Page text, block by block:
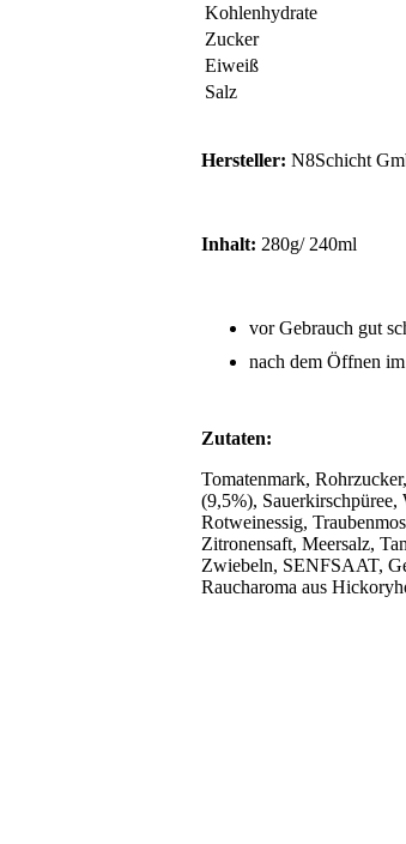
Kohlenhydrate
Zucker
Eiweiß
Salz
Hersteller: N8Schicht
Inhalt: 280g/ 240ml
vor Gebrauch gut
nach dem Öffnen
Zutaten:
Tomatenmark,
(9,5%),
Rotweinessig,
Zitronensaft, Meersalz,
Zwiebeln, SENFSAAT,
Raucharoma aus